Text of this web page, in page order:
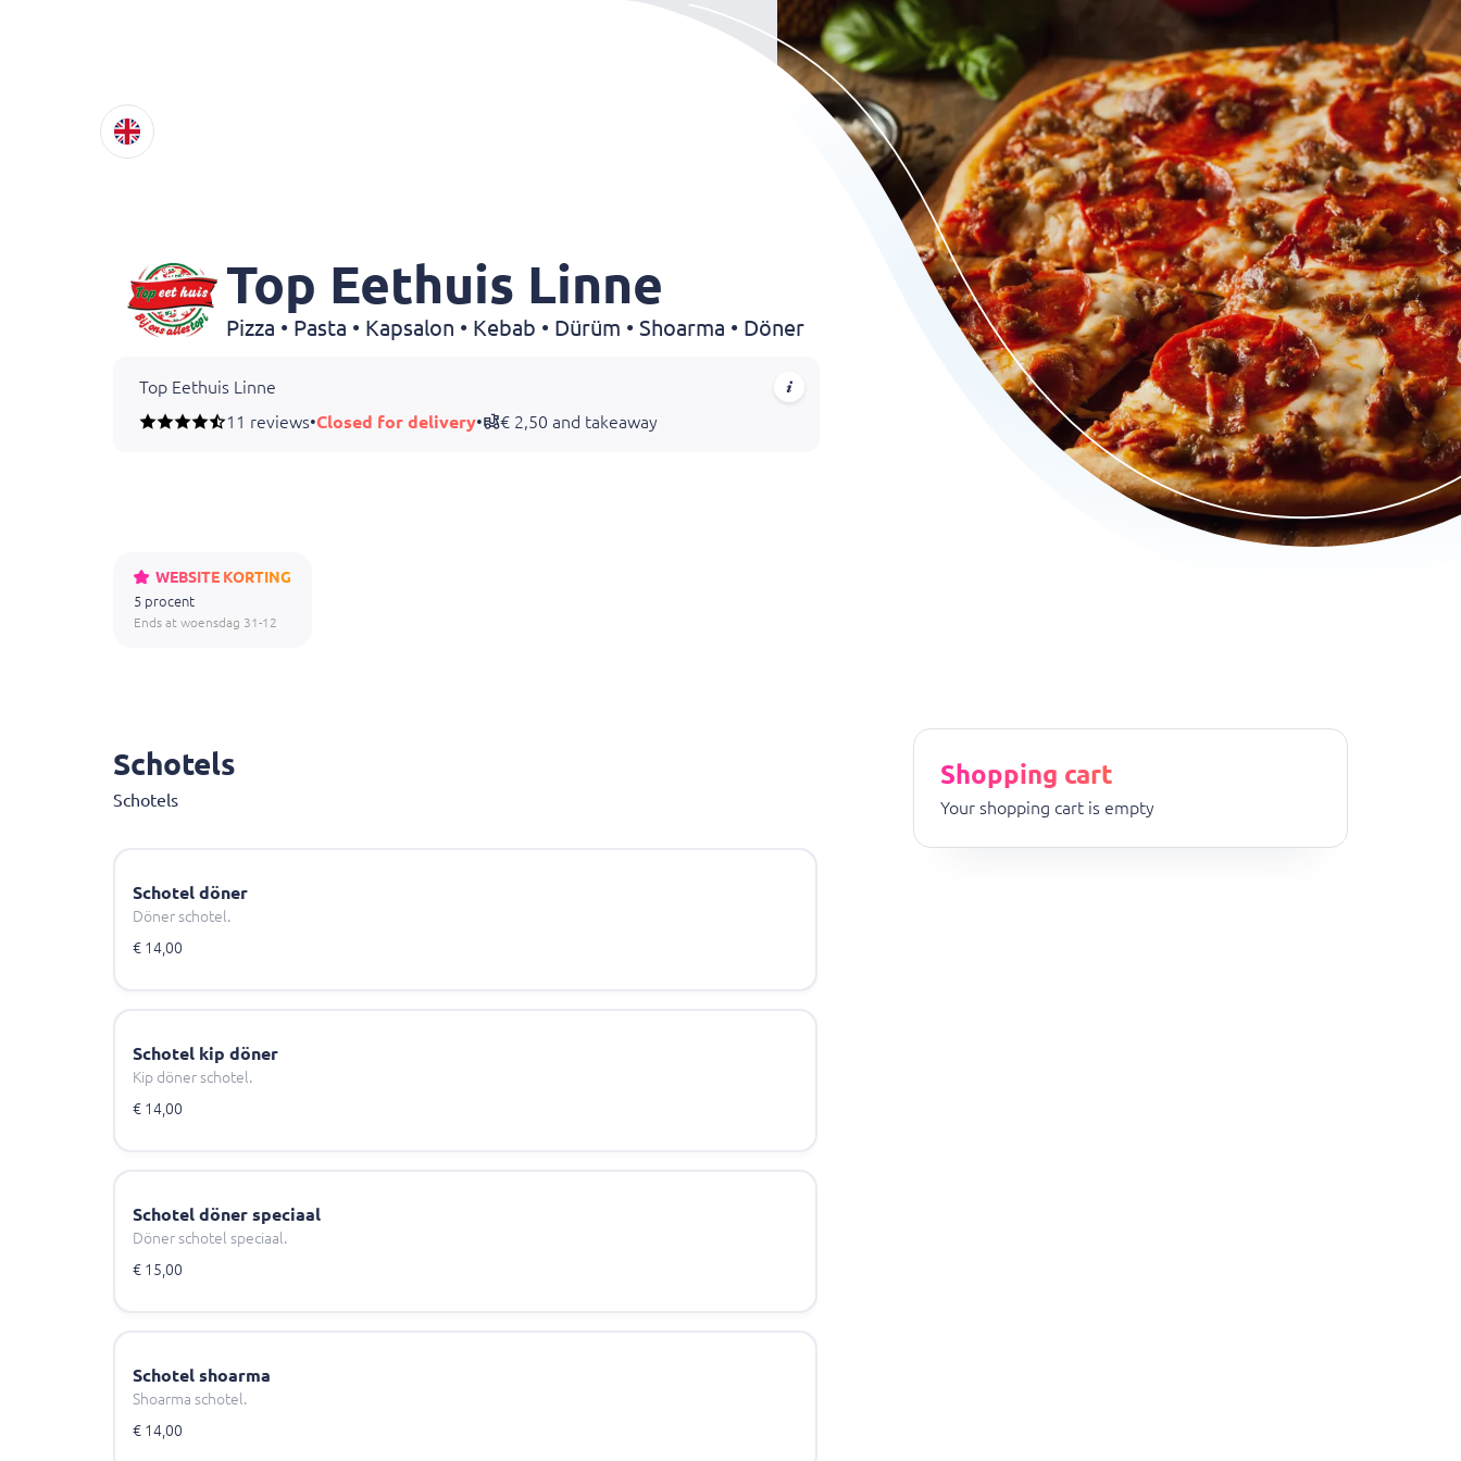
Top Eethuis Linne
Pizza • Pasta • Kapsalon • Kebab • Dürüm • Shoarma • Döner
Top Eethuis Linne
11 reviews•Closed for delivery• € 2,50 and takeaway
WEBSITE KORTING
5 procent
Ends at woensdag 31-12
Schotels
Schotels
Schotel döner
Döner schotel.
€ 14,00
Schotel kip döner
Kip döner schotel.
€ 14,00
Schotel döner speciaal
Döner schotel speciaal.
€ 15,00
Schotel shoarma
Shoarma schotel.
€ 14,00
Shopping cart
Your shopping cart is empty